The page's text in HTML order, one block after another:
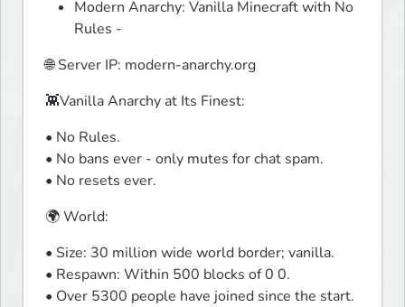
Modern Anarchy: Vanilla Minecraft with No
Rules -
🌐 Server IP: modern-anarchy.org
👾Vanilla Anarchy at Its Finest:
• No Rules.
• No bans ever - only mutes for chat spam.
• No resets ever.
🌍 World:
• Size: 30 million wide world border; vanilla.
• Respawn: Within 500 blocks of 0 0.
• Over 5300 people have joined since the start.